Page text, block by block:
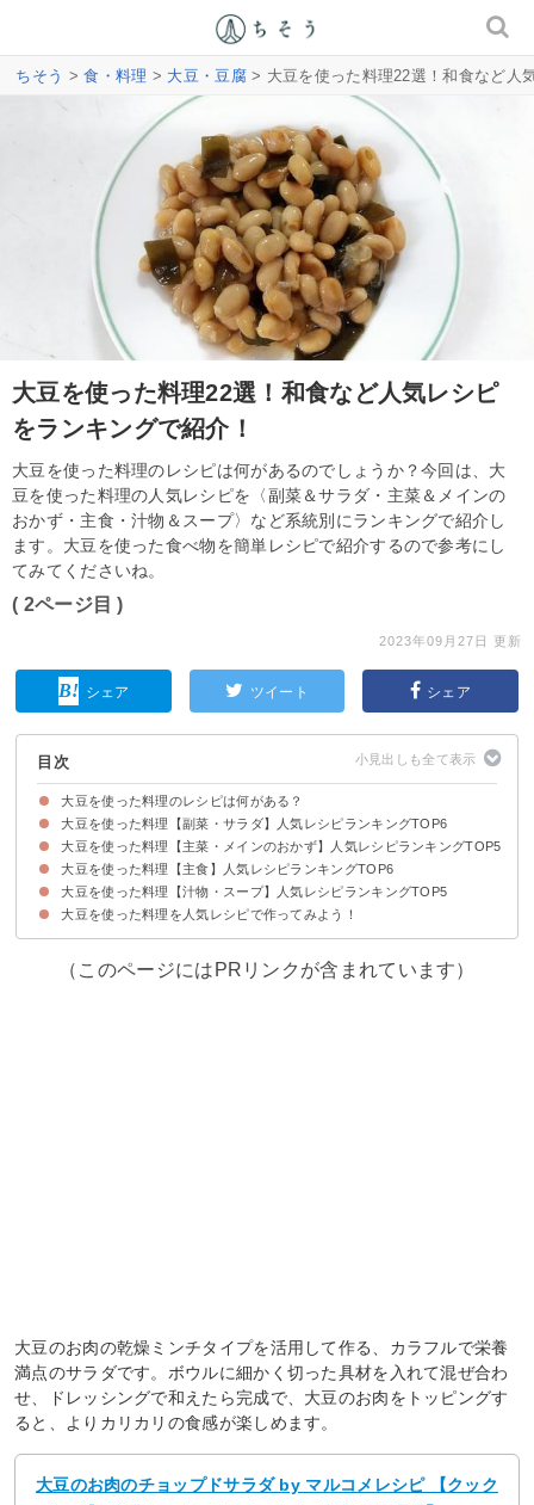
ちそう >食・料理 > 大豆・豆腐> 大豆を使った料理22選！和食など人
大豆を使った料理22選！和食など人気レシピ
をランキングで紹介！
大豆を使った料理のレシピは何があるのでしょうか？今回は、大
豆を使った料理の人気レシピを〈副菜＆サラダ・主菜＆メインの
おかず・主食・汁物＆スープ〉など系統別にランキングで紹介し
ます。大豆を使った食べ物を簡単レシピで紹介するので参考にし
てみてくださいね。
( 2ページ目 )
2023年09月27日 更新
シェア ツイート シェア
目次
大豆を使った料理のレシピは何がある？
大豆を使った料理【副菜・サラダ】人気レシピランキングTOP6
6位：大豆料理の定番 五目豆
5位：納豆とツナとレンコンのサラダ
4位：和食の定番おかず 大豆とひじきの煮物
3位：大豆のお肉のチョップドサラダ
2位：大豆とじゃこの甘辛煮
1位：ふっくら黒豆
大豆を使った料理【主菜・メインのおかず】人気レシピランキングTOP5
5位：大豆と豚挽肉のハンバーグ
4位：スペアリブのトマト大豆煮込み
3位：納豆とねぎ入りの卵焼き
2位：人気の豆料理！ポークビーンズ
1位：メインのおかずになる 油淋鶏風
大豆を使った料理【主食】人気レシピランキングTOP6
6位：炒り大豆とひじきの炊き込みご飯
5位：大豆とひじきの玄米炒飯
4位：大豆とチキンのトマトカレー
3位：黒豆ごはん
2位：大豆のお肉のキーマカレー
1位：納豆チャーハン
大豆を使った料理【汁物・スープ】人気レシピランキングTOP5
5位：ダイエット中にもおすすめ 大豆とトマトのスープ
4位：大豆とツナのミルクスープ
3位：大豆と鶏胸肉と野菜の和風スープ
2位：栄養満点の呉汁
1位：大豆のミネストローネ
大豆を使った料理を人気レシピで作ってみよう！
（このページにはPRリンクが含まれています）
大豆のお肉の乾燥ミンチタイプを活用して作る、カラフルで栄養
満点のサラダです。ボウルに細かく切った具材を入れて混ぜ合わ
せ、ドレッシングで和えたら完成で、大豆のお肉をトッピングす
ると、よりカリカリの食感が楽しめます。
大豆のお肉のチョップドサラダ by マルコメレシピ 【クック